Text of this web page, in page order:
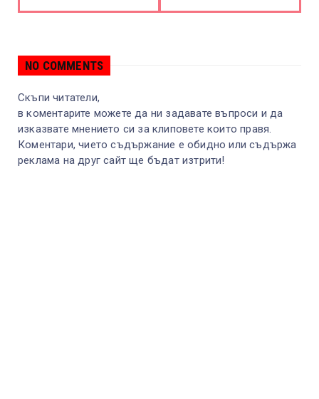
NO COMMENTS
Скъпи читатели,
в коментарите можете да ни задавате въпроси и да
изказвате мнението си за клиповете които правя.
Коментари, чието съдържание е обидно или съдържа
реклама на друг сайт ще бъдат изтрити!